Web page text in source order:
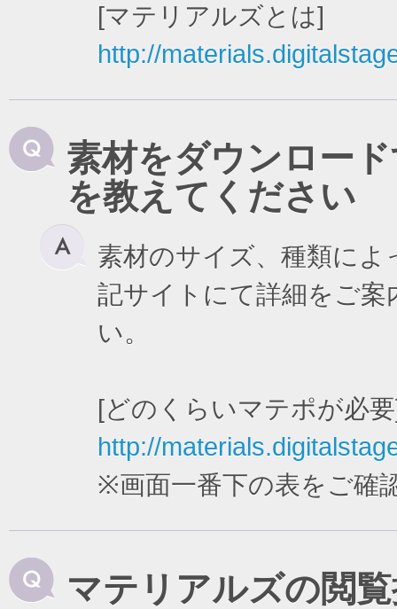
[マテリアルズとは]
http://
素材をダウンロー
を教えてください
素材のサイズ、種類に
記サイトにて詳細をご
い。
[どのくらいマテポが必
http://
※画面一番下の表をご確
マテリアルズの閲